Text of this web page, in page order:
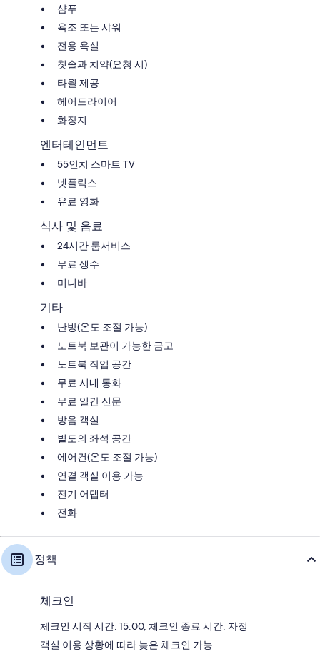
샴푸
욕조 또는 샤워
전용 욕실
칫솔과 치약(요청 시)
타월 제공
헤어드라이어
화장지
엔터테인먼트
55인치 스마트 TV
넷플릭스
유료 영화
식사 및 음료
24시간 룸서비스
무료 생수
미니바
기타
난방(온도 조절 가능)
노트북 보관이 가능한 금고
노트북 작업 공간
무료 시내 통화
무료 일간 신문
방음 객실
별도의 좌석 공간
에어컨(온도 조절 가능)
연결 객실 이용 가능
전기 어댑터
전화
정책
체크인
체크인 시작 시간: 15:00, 체크인 종료 시간: 자정
객실 이용 상황에 따라 늦은 체크인 가능